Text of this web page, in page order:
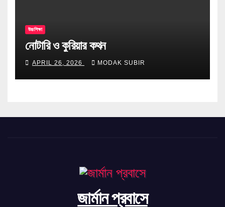
উচ্চশিক্ষা
নোটারি ও কুরিয়ার কথন
APRIL 26, 2026 MODAK SUBIR
জার্মান প্রবাসে